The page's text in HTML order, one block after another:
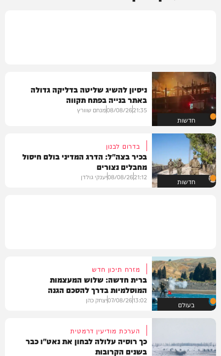
חדשות
ניסיון להשיג שליטה בדליקה גדולה
באתר בנייה בפתח תקווה
21:35
08/08/26מנחם שוורץ
חדשות
בדרום לבנון
בכיר בצה"ל: הדרג המדיני בולם חיסול
מחבלים נצורים
21:12
08/08/26יענקי גולדן
בעולם
מזרח תיכון חדש
ברית חדשה: שלוש המעצמות
המוסלמיות בדרך להסכם הגנה
13:02
07/08/26יצחק כהן
הערכת מודיעין דרמטית
כך רוסיה עלולה לבחון את נאט"ו כבר
בשנים הקרובות